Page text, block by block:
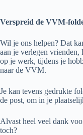
Verspreid de VVM-
Wil je ons helpen? Dat
aan je verlegen vrienden,
op je werk, tijdens je
naar de VVM.
Je kan tevens gedrukte
de post, om in je
Alvast heel veel dank
toch?